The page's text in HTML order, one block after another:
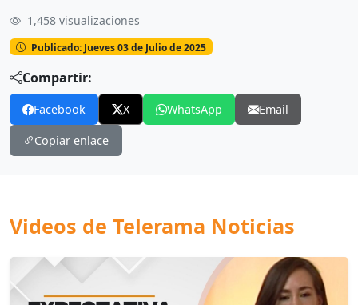
1,458 visualizaciones
Publicado: Jueves 03 de Julio de 2025
Compartir:
Facebook X WhatsApp Email
Copiar enlace
Videos de Telerama Noticias